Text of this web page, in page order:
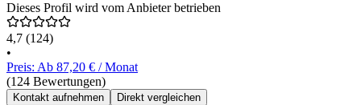
Dieses Profil wird vom Anbieter betrieben
4,7 (124)
•
Preis: Ab 87,20 € / Monat
(124 Bewertungen)
Kontakt aufnehmen Direkt vergleichen